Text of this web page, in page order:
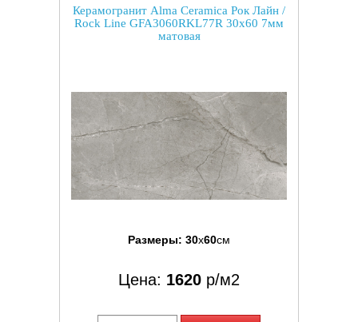
Керамогранит Alma Ceramica Рок Лайн /
Rock Line GFA3060RKL77R 30x60 7мм
матовая
Размеры: 30x60см
Цена: 1620 р/м2